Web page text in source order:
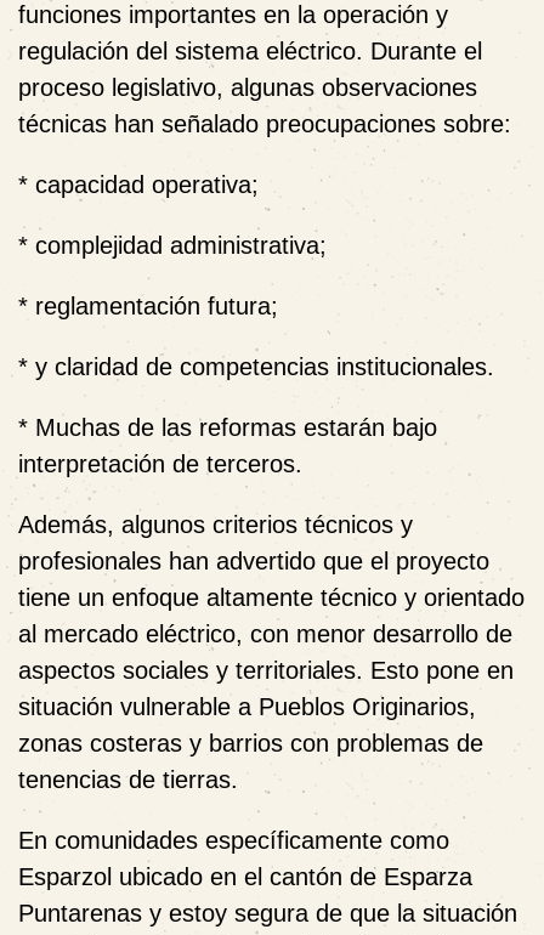
funciones importantes en la operación y
regulación del sistema eléctrico. Durante el
proceso legislativo, algunas observaciones
técnicas han señalado preocupaciones sobre:
* capacidad operativa;
* complejidad administrativa;
* reglamentación futura;
* y claridad de competencias institucionales.
* Muchas de las reformas estarán bajo
interpretación de terceros.
Además, algunos criterios técnicos y
profesionales han advertido que el proyecto
tiene un enfoque altamente técnico y orientado
al mercado eléctrico, con menor desarrollo de
aspectos sociales y territoriales. Esto pone en
situación vulnerable a Pueblos Originarios,
zonas costeras y barrios con problemas de
tenencias de tierras.
En comunidades específicamente como
Esparzol ubicado en el cantón de Esparza
Puntarenas y estoy segura de que la situación